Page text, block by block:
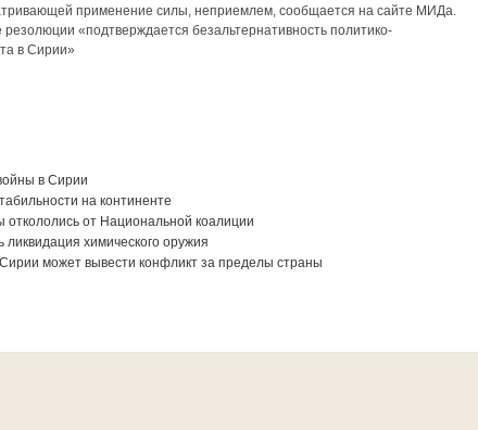
применение силы, неприемлем, сообщается на сайте МИДа.
«подтверждается безальтернативность политико-
в Сирии»
в Сирии
на континенте
от Национальной коалиции
химического оружия
может вывести конфликт за пределы страны